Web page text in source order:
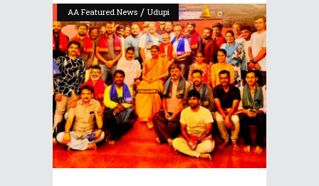
AA Featured News / Udupi